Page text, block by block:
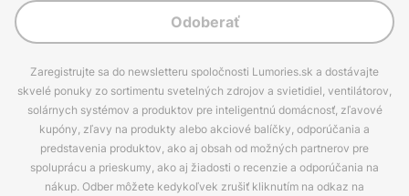
Odoberať
Zaregistrujte sa do newsletteru spoločnosti Lumories.sk a dostávajte
skvelé ponuky zo sortimentu svetelných zdrojov a svietidiel, ventilátorov,
solárnych systémov a produktov pre inteligentnú domácnosť, zľavové
kupóny, zľavy na produkty alebo akciové balíčky, odporúčania a
predstavenia produktov, ako aj obsah od možných partnerov pre
spoluprácu a prieskumy, ako aj žiadosti o recenzie a odporúčania na
nákup. Odber môžete kedykoľvek zrušiť kliknutím na odkaz na